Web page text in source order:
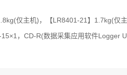
仅主机)，【LR8401-21】1.7kg(仅
，CD-R(数据采集应用软件Logger